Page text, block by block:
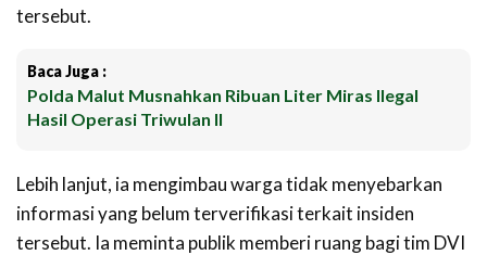
tersebut.
Baca Juga :
Polda Malut Musnahkan Ribuan Liter Miras Ilegal
Hasil Operasi Triwulan II
Lebih lanjut, ia mengimbau warga tidak menyebarkan
informasi yang belum terverifikasi terkait insiden
tersebut. Ia meminta publik memberi ruang bagi tim DVI